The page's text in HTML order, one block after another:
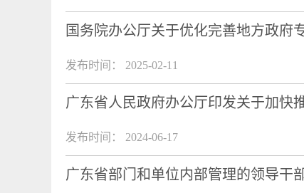
国务院办公厅关于优化完善地方政府
发布时间： 2025-02-11
广东省人民政府办公厅印发关于加快
发布时间： 2024-06-17
广东省部门和单位内部管理的领导干